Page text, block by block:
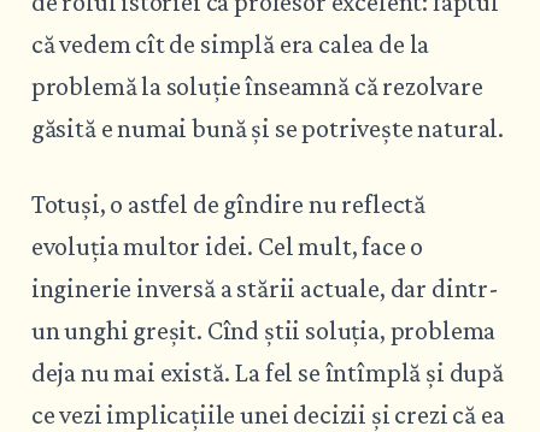
că vedem cît de simplă era calea de la
problemă la soluție înseamnă că rezolvare
găsită e numai bună și se potrivește natural.
Totuși, o astfel de gîndire nu reflectă
evoluția multor idei. Cel mult, face o
inginerie inversă a stării actuale, dar dintr-
un unghi greșit. Cînd știi soluția, problema
deja nu mai există. La fel se întîmplă și după
ce vezi implicațiile unei decizii și crezi că ea